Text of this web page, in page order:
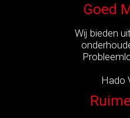
Goed
Wij bieden
Hado